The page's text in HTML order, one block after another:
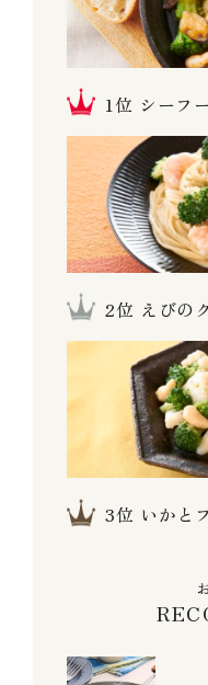
シーフ
えびの
いかと